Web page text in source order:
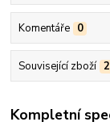
Komentáře 0
Související zboží
Kompletní